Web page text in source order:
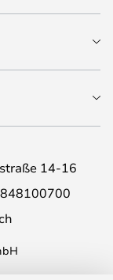
14-16